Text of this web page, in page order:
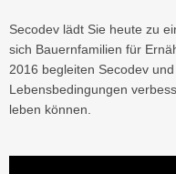
Secodev lädt Sie heute zu
sich Bauernfamilien für
2016 begleiten Secodev
Lebensbedingungen
leben können.